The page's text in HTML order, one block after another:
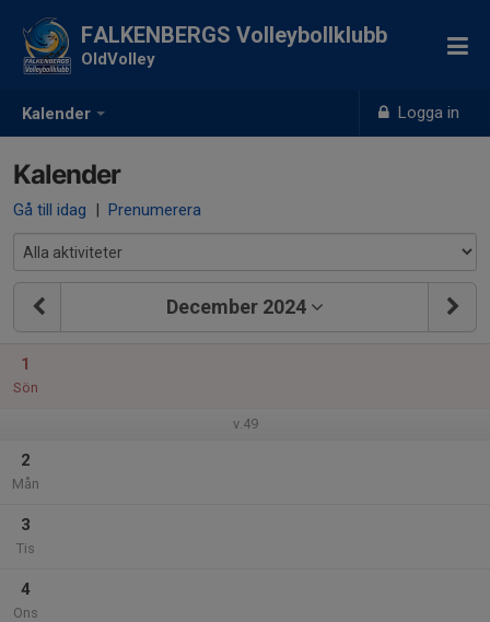
Kalender Logga in
FALKENBERGS Volleybollklubb
OldVolley
Kalender
Gå till idag | Prenumerera
December 2024
1
Sön
v.49
2
Mån
3
Tis
4
Ons